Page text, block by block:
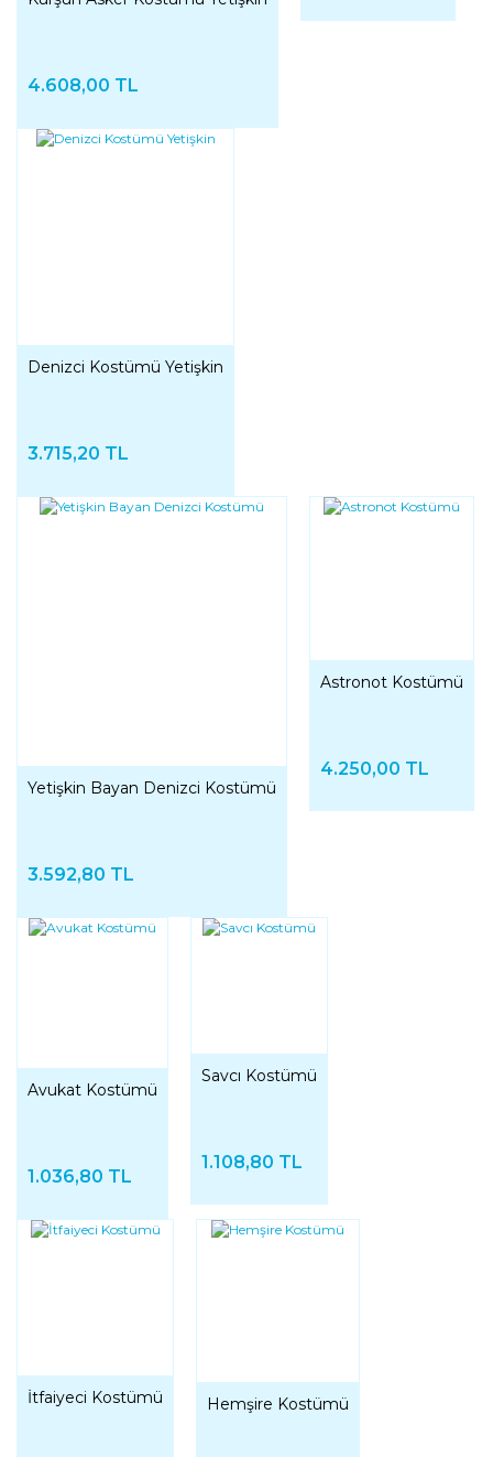
4.608,00 TL
Denizci Kostümü Yetişkin
3.715,20 TL
Yetişkin Bayan Denizci Kostümü
3.592,80 TL
Astronot Kostümü
4.250,00 TL
Avukat Kostümü
1.036,80 TL
Savcı Kostümü
1.108,80 TL
İtfaiyeci Kostümü Hemşire Kostümü